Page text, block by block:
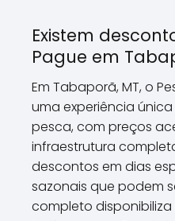
Existem
Pague em
Em Tabaporã, MT, o
uma experiência
pesca, com preços
infraestrutura
descontos em dias
sazonais que podem
completo